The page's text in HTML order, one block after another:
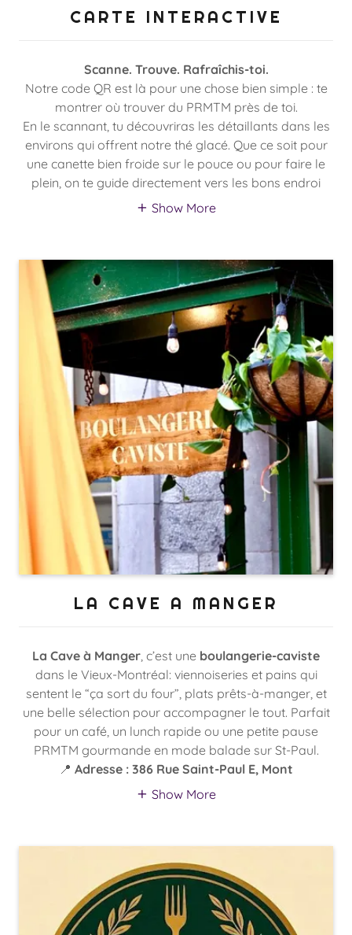
CARTE INTERACTIVE
Scanne. Trouve. Rafraîchis-toi.
Notre code QR est là pour une chose bien simple : te
montrer où trouver du PRMTM près de toi.
En le scannant, tu découvriras les détaillants dans les
environs qui offrent notre thé glacé. Que ce soit pour
une canette bien froide sur le pouce ou pour faire le
plein, on te guide directement vers les bons endroi
Show More
LA CAVE A MANGER
La Cave à Manger , c’est une boulangerie-caviste
dans le Vieux-Montréal: viennoiseries et pains qui
sentent le “ça sort du four”, plats prêts-à-manger, et
une belle sélection pour accompagner le tout. Parfait
pour un café, un lunch rapide ou une petite pause
PRMTM gourmande en mode balade sur St-Paul.
📍 Adresse : 386 Rue Saint-Paul E, Mont
Show More